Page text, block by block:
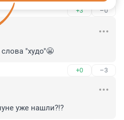
+3 –0
"худо"😬
+0 –3
уже нашли?!?